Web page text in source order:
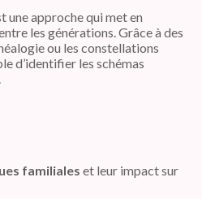
une approche qui met en
les générations. Grâce à des
ou les constellations
d’identifier les schémas
familiales et leur impact sur